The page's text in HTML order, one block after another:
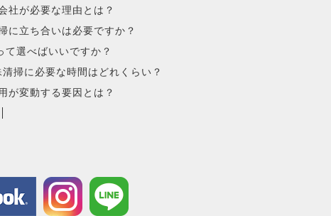
社が必要な理由とは？
に立ち合いは必要ですか？
選べばいいですか？
清掃に必要な時間はどれくらい？
が変動する要因とは？